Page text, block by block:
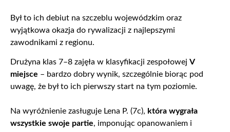
Był to ich debiut na szczeblu wojewódzkim oraz
wyjątkowa okazja do rywalizacji z najlepszymi
zawodnikami z regionu.
Drużyna klas 7–8 zajęła w klasyfikacji zespołowej V
miejsce – bardzo dobry wynik, szczególnie biorąc pod
uwagę, że był to ich pierwszy start na tym poziomie.
Na wyróżnienie zasługuje Lena P. (7c), która wygrała
wszystkie swoje partie, imponując opanowaniem i